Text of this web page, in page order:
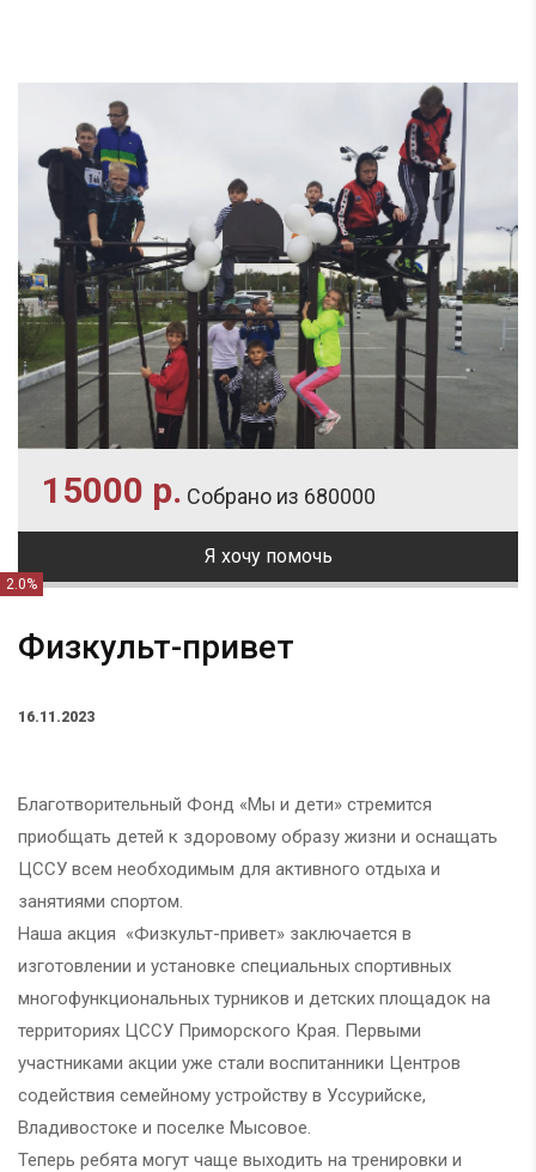
15000 р. Собрано из 680000
2.0%
Я хочу помочь
Физкульт-привет
16.11.2023
Благотворительный Фонд «Мы и дети» стремится
приобщать детей к здоровому образу жизни и оснащать
ЦССУ всем необходимым для активного отдыха и
занятиями спортом.
Наша акция «Физкульт-привет» заключается в
изготовлении и установке специальных спортивных
многофункциональных турников и детских площадок на
территориях ЦССУ Приморского Края. Первыми
участниками акции уже стали воспитанники Центров
содействия семейному устройству в Уссурийске,
Владивостоке и поселке Мысовое.
Теперь ребята могут чаще выходить на тренировки и